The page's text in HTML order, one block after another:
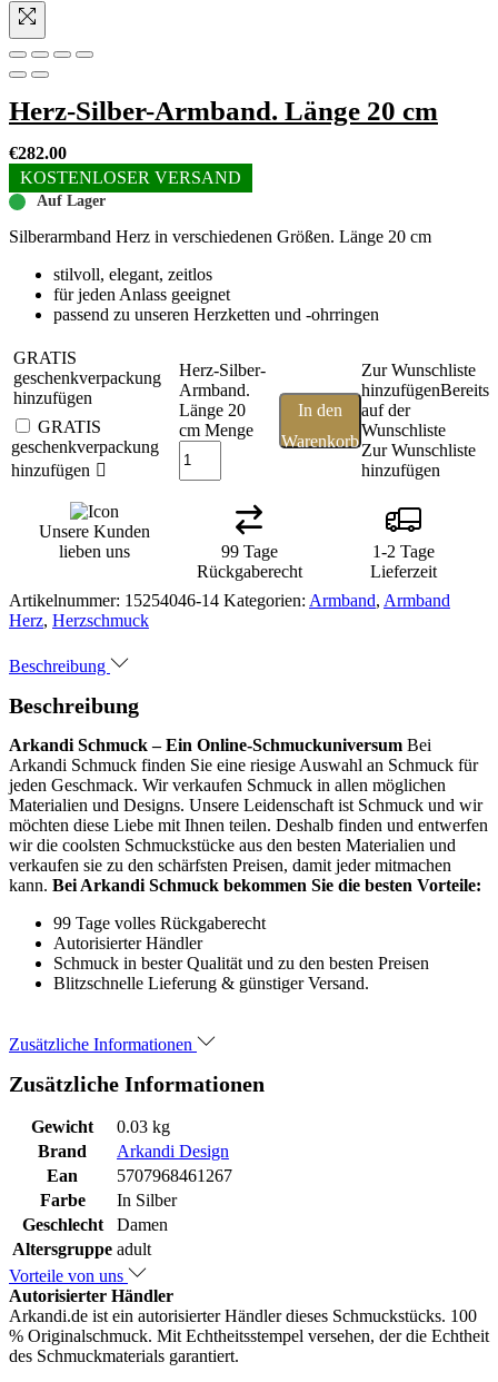
Herz-Silber-Armband. Länge 20 cm
€282.00
KOSTENLOSER VERSAND
Auf Lager
Silberarmband Herz in verschiedenen Größen. Länge 20 cm
stilvoll, elegant, zeitlos
für jeden Anlass geeignet
passend zu unseren Herzketten und -ohrringen
GRATIS
geschenkverpackung
hinzufügen
GRATIS
geschenkverpackung
hinzufügen
Herz-Silber-
Armband.
Länge 20
cm Menge
In den
Warenkorb
Zur Wunschliste
hinzufügenBereits
auf der
Wunschliste
Zur Wunschliste
hinzufügen
Unsere Kunden
lieben uns
99 Tage
Rückgaberecht
1-2 Tage
Lieferzeit
Artikelnummer: 15254046-14 Kategorien: Armband, Armband
Herz, Herzschmuck
Beschreibung
Beschreibung
Arkandi Schmuck – Ein Online-Schmuckuniversum Bei
Arkandi Schmuck finden Sie eine riesige Auswahl an Schmuck für
jeden Geschmack. Wir verkaufen Schmuck in allen möglichen
Materialien und Designs. Unsere Leidenschaft ist Schmuck und wir
möchten diese Liebe mit Ihnen teilen. Deshalb finden und entwerfen
wir die coolsten Schmuckstücke aus den besten Materialien und
verkaufen sie zu den schärfsten Preisen, damit jeder mitmachen
kann. Bei Arkandi Schmuck bekommen Sie die besten Vorteile:
99 Tage volles Rückgaberecht
Autorisierter Händler
Schmuck in bester Qualität und zu den besten Preisen
Blitzschnelle Lieferung & günstiger Versand.
Zusätzliche Informationen
Zusätzliche Informationen
Gewicht
0.03 kg
Brand
Arkandi Design
Ean
5707968461267
Farbe
In Silber
Geschlecht
Damen
Altersgruppe adult
Vorteile von uns
Autorisierter Händler
Arkandi.de ist ein autorisierter Händler dieses Schmuckstücks. 100
% Originalschmuck. Mit Echtheitsstempel versehen, der die Echtheit
des Schmuckmaterials garantiert.